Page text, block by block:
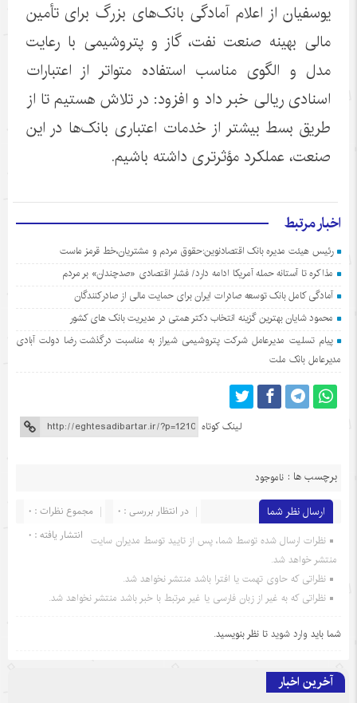
یوسفیان از اعلام آمادگی بانک‌های بزرگ برای تأمین
مالی بهینه صنعت نفت، گاز و پتروشیمی با رعایت
مدل و الگوی مناسب استفاده متواتر از اعتبارات
اسنادی ریالی خبر داد و افزود: در تلاش هستیم تا از
طریق بسط بیشتر از خدمات اعتباری بانک‌ها در این
صنعت، عملکرد مؤثرتری داشته باشیم.
اخبار مرتبط
رئیس هیئت مدیره بانک اقتصادنوین:حقوق مردم و مشتریان،خط قرمز ماست
مذاکره تا آستانه حمله آمریکا ادامه دارد/ فشار اقتصادی «صدچندان» بر مردم
آمادگی کامل بانک توسعه صادرات ایران برای حمایت مالی از صادرکنندگان
محمود شایان بهترین گزینه انتخاب دکتر همتی در مدیریت بانک های کشور
پیام تسلیت مدیرعامل شرکت پتروشیمی شیراز به مناسبت درگذشت رضا دولت آبادی
مدیرعامل بانک ملت
لینک کوتاه
برچسب ها : ناموجود
ارسال نظر شما مجموع نظرات : 0
در انتظار بررسی : 0
انتشار یافته : 0 نظرات ارسال شده توسط شما، پس از تایید توسط مدیران سایت
منتشر خواهد شد.
نظراتی که حاوی تهمت یا افترا باشد منتشر نخواهد شد.
نظراتی که به غیر از زبان فارسی یا غیر مرتبط با خبر باشد منتشر نخواهد شد.
شما باید وارد شوید تا نظر بنویسید.
آخرین اخبار